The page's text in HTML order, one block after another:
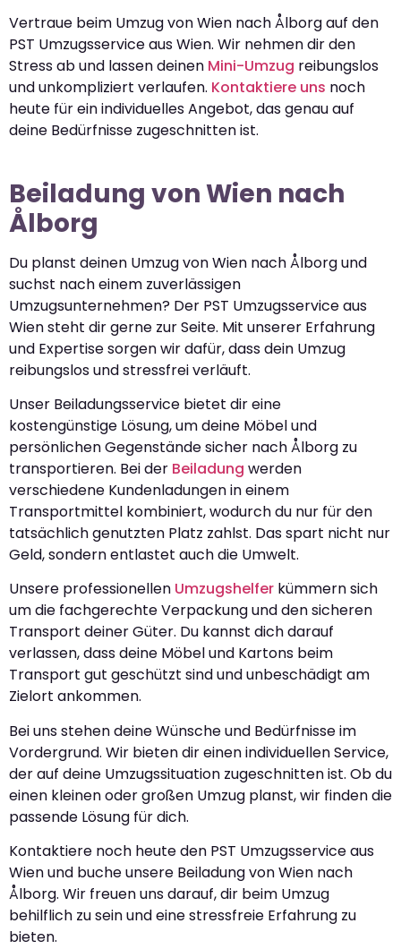
Vertraue beim Umzug von Wien nach Ålborg auf den
PST Umzugsservice aus Wien. Wir nehmen dir den
Stress ab und lassen deinen Mini-Umzug reibungslos
und unkompliziert verlaufen. Kontaktiere uns noch
heute für ein individuelles Angebot, das genau auf
deine Bedürfnisse zugeschnitten ist.
Beiladung von Wien nach
Ålborg
Du planst deinen Umzug von Wien nach Ålborg und
suchst nach einem zuverlässigen
Umzugsunternehmen? Der PST Umzugsservice aus
Wien steht dir gerne zur Seite. Mit unserer Erfahrung
und Expertise sorgen wir dafür, dass dein Umzug
reibungslos und stressfrei verläuft.
Unser Beiladungsservice bietet dir eine
kostengünstige Lösung, um deine Möbel und
persönlichen Gegenstände sicher nach Ålborg zu
transportieren. Bei der Beiladung werden
verschiedene Kundenladungen in einem
Transportmittel kombiniert, wodurch du nur für den
tatsächlich genutzten Platz zahlst. Das spart nicht nur
Geld, sondern entlastet auch die Umwelt.
Unsere professionellen Umzugshelfer kümmern sich
um die fachgerechte Verpackung und den sicheren
Transport deiner Güter. Du kannst dich darauf
verlassen, dass deine Möbel und Kartons beim
Transport gut geschützt sind und unbeschädigt am
Zielort ankommen.
Bei uns stehen deine Wünsche und Bedürfnisse im
Vordergrund. Wir bieten dir einen individuellen Service,
der auf deine Umzugssituation zugeschnitten ist. Ob du
einen kleinen oder großen Umzug planst, wir finden die
passende Lösung für dich.
Kontaktiere noch heute den PST Umzugsservice aus
Wien und buche unsere Beiladung von Wien nach
Ålborg. Wir freuen uns darauf, dir beim Umzug
behilflich zu sein und eine stressfreie Erfahrung zu
bieten.